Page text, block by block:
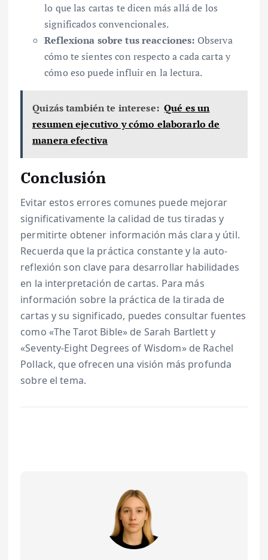
lo que las cartas te dicen más allá de los
significados convencionales.
Reflexiona sobre tus reacciones: Observa
cómo te sientes con respecto a cada carta y
cómo eso puede influir en la lectura.
Quizás también te interese: Qué es un
resumen ejecutivo y cómo elaborarlo de
manera efectiva
Conclusión
Evitar estos errores comunes puede mejorar
significativamente la calidad de tus tiradas y
permitirte obtener información más clara y útil.
Recuerda que la práctica constante y la auto-
reflexión son clave para desarrollar habilidades
en la interpretación de cartas. Para más
información sobre la práctica de la tirada de
cartas y su significado, puedes consultar fuentes
como «The Tarot Bible» de Sarah Bartlett y
«Seventy-Eight Degrees of Wisdom» de Rachel
Pollack, que ofrecen una visión más profunda
sobre el tema.